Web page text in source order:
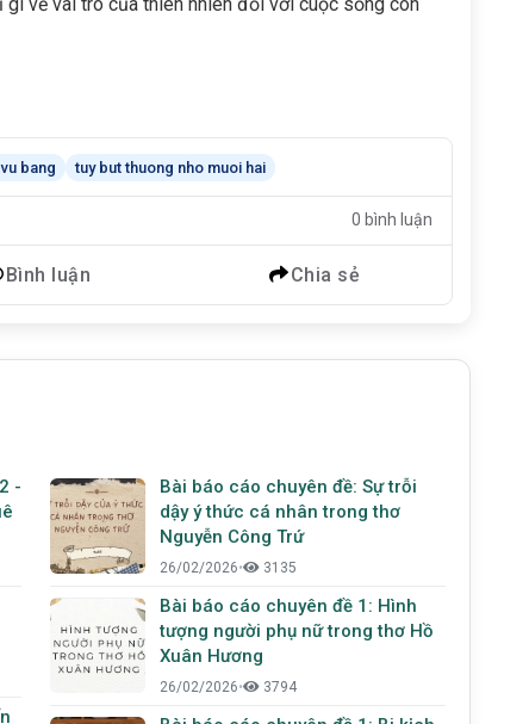
bang tuy but thuong nho muoi hai
0 bình luận
Bình luận Chia sẻ
-
Bài báo cáo chuyên đề: Sự trỗi
dậy ý thức cá nhân trong thơ
Nguyễn Công Trứ
26/02/2026• 3135
Bài báo cáo chuyên đề 1: Hình
tượng người phụ nữ trong thơ Hồ
Xuân Hương
26/02/2026• 3794